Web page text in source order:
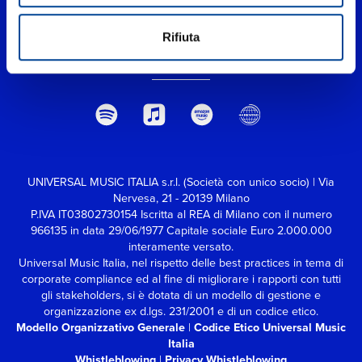
Rifiuta
UNIVERSAL MUSIC ITALIA s.r.l. (Società con unico socio) | Via
Nervesa, 21 - 20139 Milano
P.IVA IT03802730154 Iscritta al REA di Milano con il numero
966135 in data 29/06/1977Capitale sociale Euro 2.000.000
interamente versato.
Universal Music Italia, nel rispetto delle best practices in tema di
corporate compliance ed al fine di migliorare i rapporti con tutti
gli stakeholders,si è dotata di un modello di gestione e
organizzazione ex d.lgs. 231/2001 e di un codice etico.
Modello Organizzativo Generale | Codice Etico Universal Music
Italia